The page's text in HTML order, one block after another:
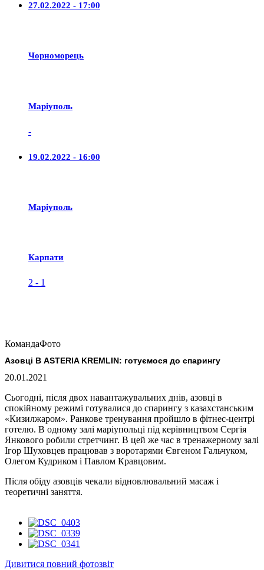
27.02.2022 - 17:00
Чорноморець
Маріуполь
-
19.02.2022 - 16:00
Маріуполь
Карпати
2 - 1
КомандаФото
Азовці В ASTERIA KREMLIN: готуємося до спарингу
20.01.2021
Сьогодні, після двох навантажувальних днів, азовці в
спокійному режимі готувалися до спарингу з казахстанським
«Кизилжаром». Ранкове тренування пройшло в фітнес-центрі
готелю. В одному залі маріупольці під керівництвом Сергія
Янкового робили стретчинг. В цей же час в тренажерному залі
Ігор Шуховцев працював з воротарями Євгеном Гальчуком,
Олегом Кудриком і Павлом Кравцовим.
Після обіду азовців чекали відновлювальний масаж і
теоретичні заняття.
Дивитися повний фотозвіт